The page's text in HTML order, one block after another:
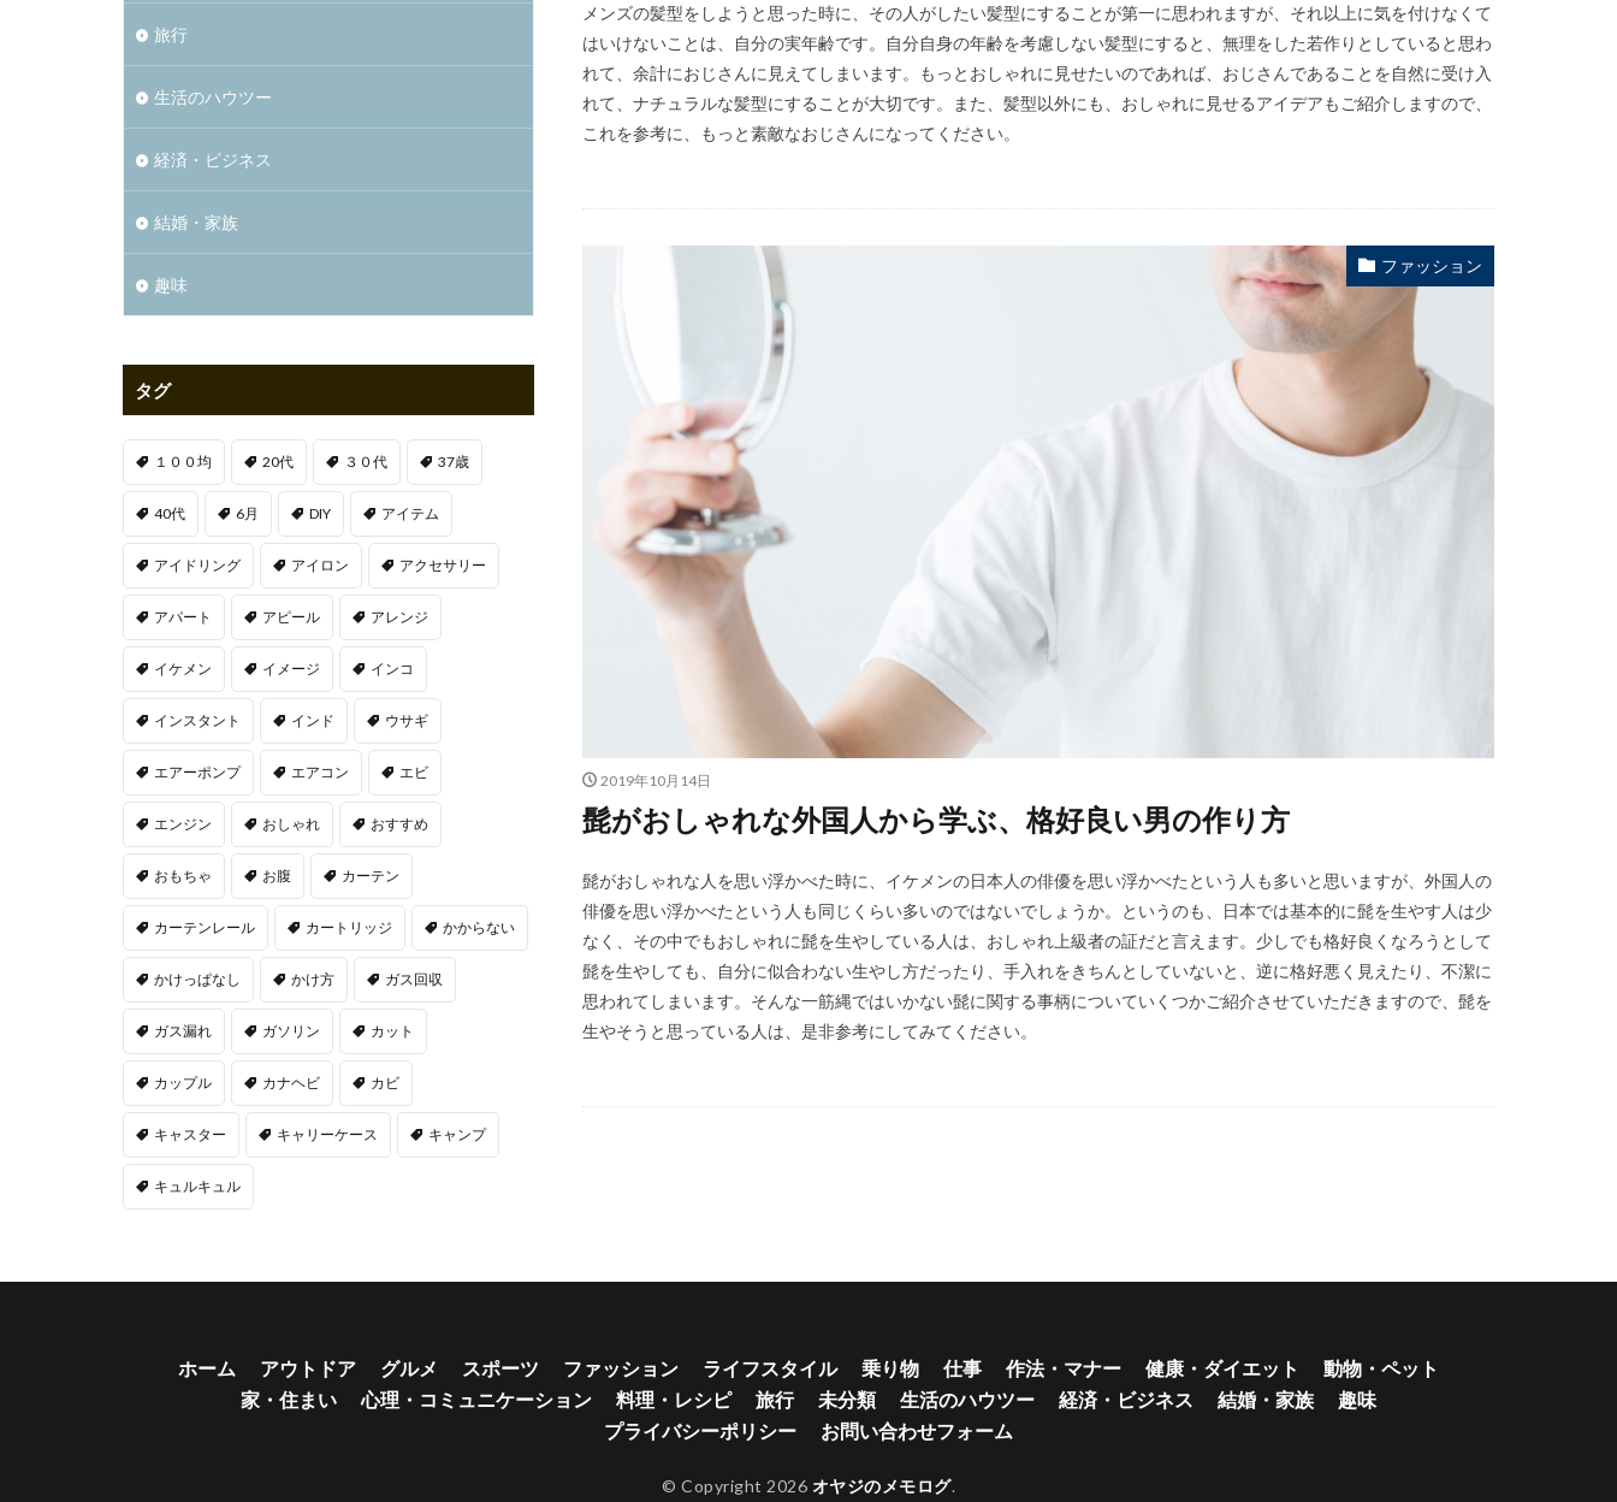
メンズの髪型をしようと思った時に、その人がしたい髪型にすることが第一に思われますが、それ以上に気を付けなくて
はいけないことは、自分の実年齢です。自分自身の年齢を考慮しない髪型にすると、無理をした若作りとしていると思わ
れて、余計におじさんに見えてしまいます。もっとおしゃれに見せたいのであれば、おじさんであることを自然に受け入
れて、ナチュラルな髪型にすることが大切です。また、髪型以外にも、おしゃれに見せるアイデアもご紹介しますので、
これを参考に、もっと素敵なおじさんになってください。
ファッション
2019年10月14日
髭がおしゃれな外国人から学ぶ、格好良い男の作り方
髭がおしゃれな人を思い浮かべた時に、イケメンの日本人の俳優を思い浮かべたという人も多いと思いますが、外国人の
俳優を思い浮かべたという人も同じくらい多いのではないでしょうか。というのも、日本では基本的に髭を生やす人は少
なく、その中でもおしゃれに髭を生やしている人は、おしゃれ上級者の証だと言えます。少しでも格好良くなろうとして
髭を生やしても、自分に似合わない生やし方だったり、手入れをきちんとしていないと、逆に格好悪く見えたり、不潔に
思われてしまいます。そんな一筋縄ではいかない髭に関する事柄についていくつかご紹介させていただきますので、髭を
生やそうと思っている人は、是非参考にしてみてください。
旅行
生活のハウツー
経済・ビジネス
結婚・家族
趣味
タグ
１００均 20代 ３０代 37歳
40代 6月 DIY アイテム
アイドリング アイロン アクセサリー
アパート アピール アレンジ
イケメン イメージ インコ
インスタント インド ウサギ
エアーポンプ エアコン エビ
エンジン おしゃれ おすすめ
おもちゃ お腹 カーテン
カーテンレール カートリッジ かからない
かけっぱなし かけ方 ガス回収
ガス漏れ ガソリン カット
カップル カナヘビ カビ
キャスター キャリーケース キャンプ
キュルキュル
ホーム アウトドア グルメ スポーツ ファッション ライフスタイル 乗り物 仕事 作法・マナー 健康・ダイエット
動物・ペット
家・住まい
心理・コミュニケーション 料理・レシピ 旅行 未分類 生活のハウツー 経済・ビジネス 結婚・家族
趣味
プライバシーポリシー
お問い合わせフォーム
© Copyright 2026 オヤジのメモログ.